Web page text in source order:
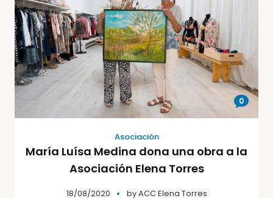
0
Asociación
María Luísa Medina dona una obra a la
Asociación Elena Torres
18/08/2020 byACC Elena Torres